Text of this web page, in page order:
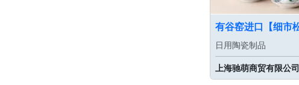
日用陶瓷制品
上海驰萌商贸有限公司